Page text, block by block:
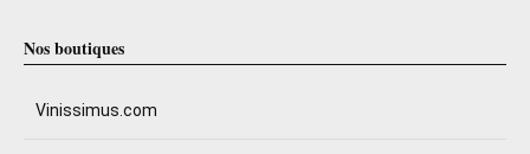
Nos boutiques
Vinissimus.com